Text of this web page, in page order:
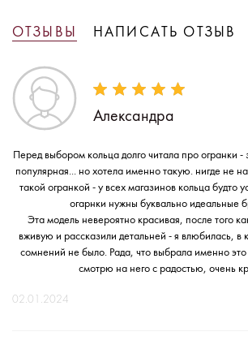
ОТЗЫВЫ НАПИСАТЬ ОТЗЫВ
Александра
Перед выбором кольца долго читала про огранки -
популярная... но хотела именно такую. нигде не
такой огранкой - у всех магазинов кольца будто
огарнки нужны буквально идеальные
Эта модель невероятно красивая, после того
вживую и рассказили детальней - я влюбилась, в
сомнений не было. Рада, что выбрала именно
смотрю на него с радостью, очень
02.01.2024